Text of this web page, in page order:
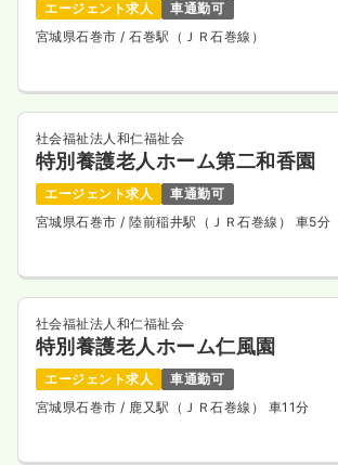
エージェント求人
車通勤可
宮城県石巻市/ 石巻駅（ＪＲ石巻線）
社会福祉法人和仁福祉会
特別養護老人ホーム第二和香園
エージェント求人
車通勤可
宮城県石巻市/ 陸前稲井駅（ＪＲ石巻線） 車5分
社会福祉法人和仁福祉会
特別養護老人ホーム仁風園
エージェント求人
車通勤可
宮城県石巻市/ 鹿又駅（ＪＲ石巻線） 車11分